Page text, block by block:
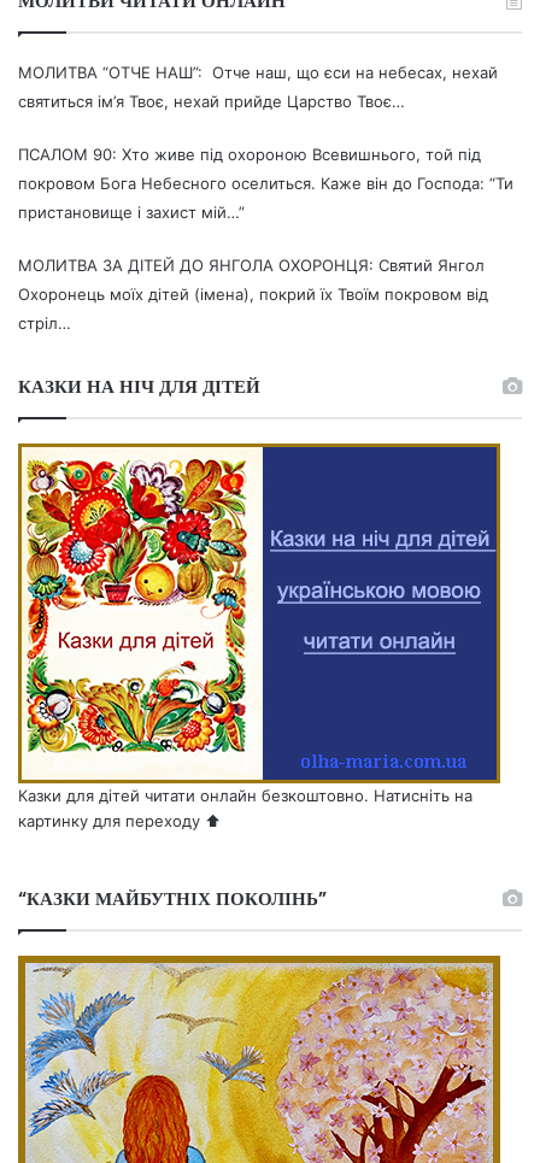
МОЛИТВА “ОТЧЕ НАШ”: Отче наш, що єси на небесах, нехай
святиться ім’я Твоє, нехай прийде Царство Твоє…
ПСАЛОМ 90: Хто живе під охороною Всевишнього, той під
покровом Бога Небесного оселиться. Каже він до Господа: “Ти
пристановище і захист мій…”
МОЛИТВА ЗА ДІТЕЙ ДО ЯНГОЛА ОХОРОНЦЯ: Святий Янгол
Охоронець моїх дітей (імена), покрий їх Твоїм покровом від
стріл…
КАЗКИ НА НІЧ ДЛЯ ДІТЕЙ
Казки для дітей читати онлайн безкоштовно. Натисніть на
картинку для переходу ⬆️
“КАЗКИ МАЙБУТНІХ ПОКОЛІНЬ”